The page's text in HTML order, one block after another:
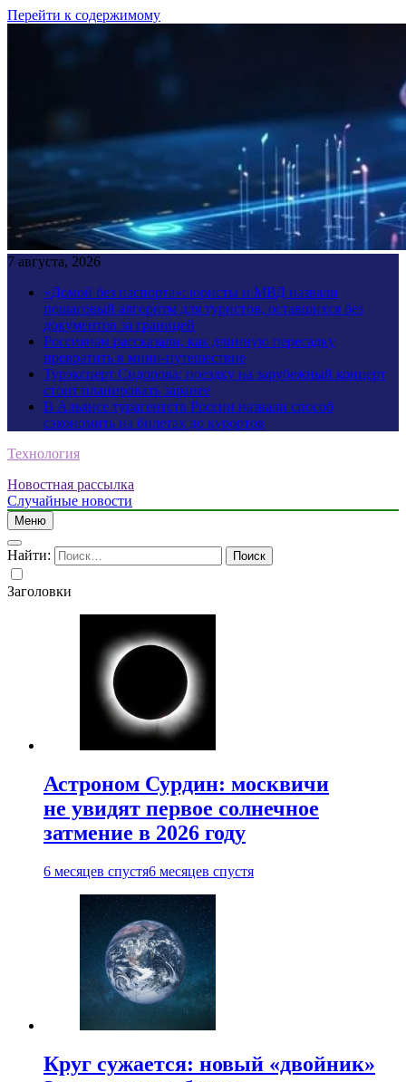
Перейти к содержимому
7 августа, 2026
«Домой без паспорта»: юристы и МВД назвали
пошаговый алгоритм для туристов, оставшихся без
документов за границей
Россиянам рассказали, как длинную пересадку
превратить в мини-путешествие
Турэксперт Сидорова: поездку на зарубежный концерт
стоит планировать заранее
В Альянсе турагентств России назвали способ
сэкономить на билетах до курортов
Технология
Новостная рассылка
Случайные новости
Меню
Найти:
Заголовки
Астроном Сурдин: москвичи
не увидят первое солнечное
затмение в 2026 году
6 месяцев спустя6 месяцев спустя
Круг сужается: новый «двойник»